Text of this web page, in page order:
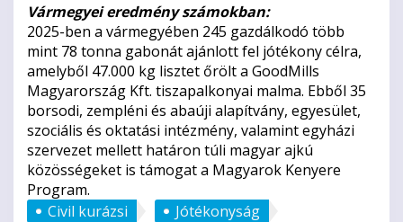
Vármegyei eredmény számokban:
2025-ben a vármegyében 245 gazdálkodó több
mint 78 tonna gabonát ajánlott fel jótékony célra,
amelyből 47.000 kg lisztet őrölt a GoodMills
Magyarország Kft. tiszapalkonyai malma. Ebből 35
borsodi, zempléni és abaúji alapítvány, egyesület,
szociális és oktatási intézmény, valamint egyházi
szervezet mellett határon túli magyar ajkú
közösségeket is támogat a Magyarok Kenyere
Program.
Civil kurázsi
Jótékonyság